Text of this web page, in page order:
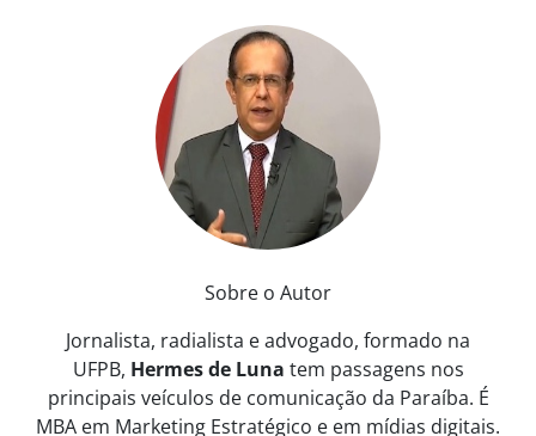
Sobre o Autor
Jornalista, radialista e advogado, formado na
UFPB, Hermes de Luna tem passagens nos
principais veículos de comunicação da Paraíba. É
MBA em Marketing Estratégico e em mídias digitais.